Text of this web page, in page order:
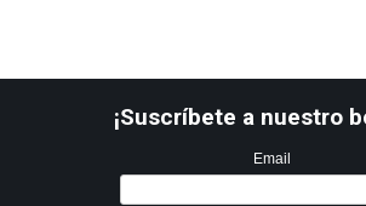
¡Suscríbete a nuestro
Email